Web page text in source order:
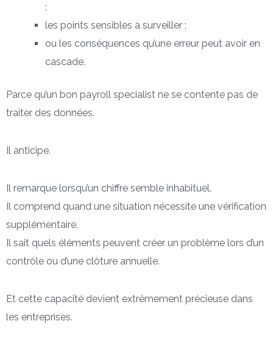
;
les points sensibles à surveiller ;
ou les conséquences qu’une erreur peut avoir en
cascade.
Parce qu’un bon payroll specialist ne se contente pas de
traiter des données.
Il anticipe.
Il remarque lorsqu’un chiffre semble inhabituel.
Il comprend quand une situation nécessite une vérification
supplémentaire.
Il sait quels éléments peuvent créer un problème lors d’un
contrôle ou d’une clôture annuelle.
Et cette capacité devient extrêmement précieuse dans
les entreprises.